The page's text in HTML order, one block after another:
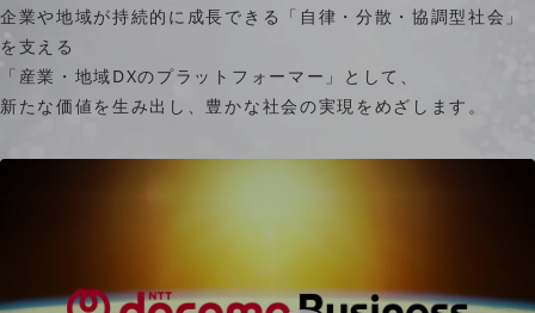
業務支援・マーケティング
災害対策・BCP
課題・ニーズで探す
課題・ニーズで探すTOP
コミュニケーション・情報共有
災害対策
企業や地域が持続的に成長できる「自律・分散・協調型社会」
を支える
「産業・地域DXのプラットフォーマー」として、
新たな価値を生み出し、豊かな社会の実現をめざします。